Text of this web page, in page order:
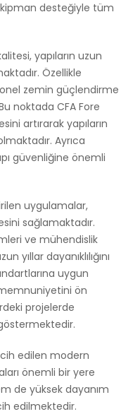
desteğiyle tüm
yapıların uzun
Özellikle
zemin güçlendirme
noktada CFA Fore
artırarak yapıların
Ayrıca
güvenliğine önemli
uygulamalar,
sağlamaktadır.
ve mühendislik
yıllar dayanıklılığını
uygun
ön
projelerde
edilen modern
önemli bir yere
de yüksek dayanım
edilmektedir.